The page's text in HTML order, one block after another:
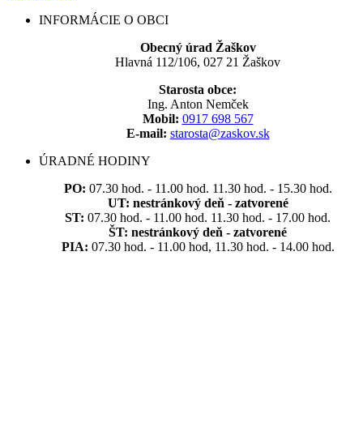
INFORMÁCIE O OBCI
Obecný úrad Žaškov
Hlavná 112/106, 027 21 Žaškov
Starosta obce:
Ing. Anton Nemček
Mobil: 0917 698 567
E-mail: starosta@zaskov.sk
ÚRADNÉ HODINY
PO: 07.30 hod. - 11.00 hod. 11.30 hod. - 15.30 hod.
UT: nestránkový deň - zatvorené
ST: 07.30 hod. - 11.00 hod. 11.30 hod. - 17.00 hod.
ŠT: nestránkový deň - zatvorené
PIA: 07.30 hod. - 11.00 hod, 11.30 hod. - 14.00 hod.